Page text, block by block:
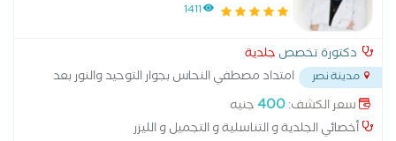
1411
دكتورة تخصص جلدية
مدينة نصر
امتداد مصطفي النحاس بجوار التوحيد والنور بعد
مدرسه المنهل...
سعر الكشف:400جنيه
أخصائي الجلدية و التناسلية و التجميل و الليزر